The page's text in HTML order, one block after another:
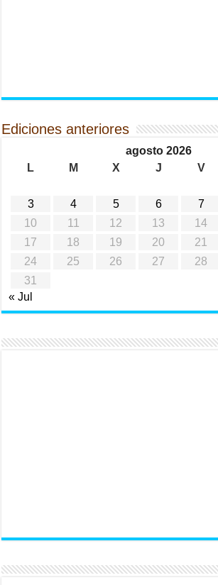
Ediciones anteriores
agosto 2026
L
M X J V
3
4 5 6 7
10
11 12 13 14
17
18 19 20 21
24
25 26 27 28
31
« Jul